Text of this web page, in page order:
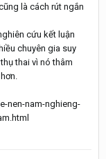
là cách rút ngắn
cứu kết luận
chuyên gia suy
thai vì nó thâm
nen-nam-nghieng-